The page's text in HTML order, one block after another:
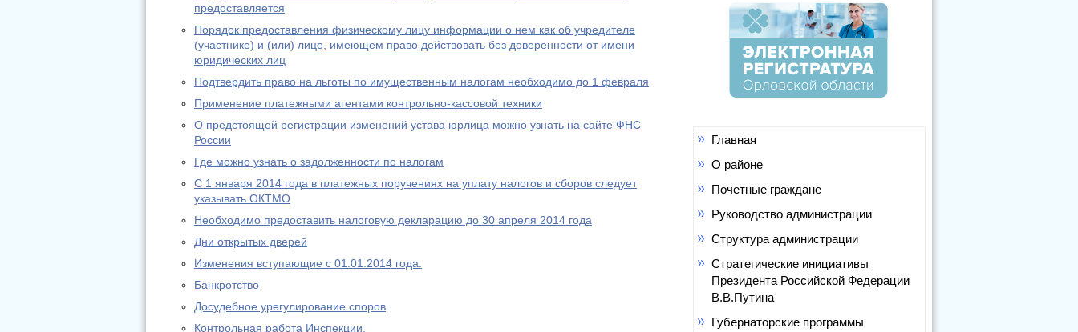
предоставляется
Порядок предоставления физическому лицу информации о нем как об учредителе
(участнике) и (или) лице, имеющем право действовать без доверенности от имени
юридических лиц
Подтвердить право на льготы по имущественным налогам необходимо до 1 февраля
Применение платежными агентами контрольно-кассовой техники
О предстоящей регистрации изменений устава юрлица можно узнать на сайте ФНС
России
Где можно узнать о задолженности по налогам
С 1 января 2014 года в платежных поручениях на уплату налогов и сборов следует
указывать ОКТМО
Необходимо предоставить налоговую декларацию до 30 апреля 2014 года
Дни открытых дверей
Изменения вступающие с 01.01.2014 года.
Банкротство
Досудебное урегулирование споров
Контрольная работа Инспекции.
Главная
О районе
Почетные граждане
Руководство администрации
Структура администрации
Стратегические инициативы
Президента Российской Федерации
В.В.Путина
Губернаторские программы